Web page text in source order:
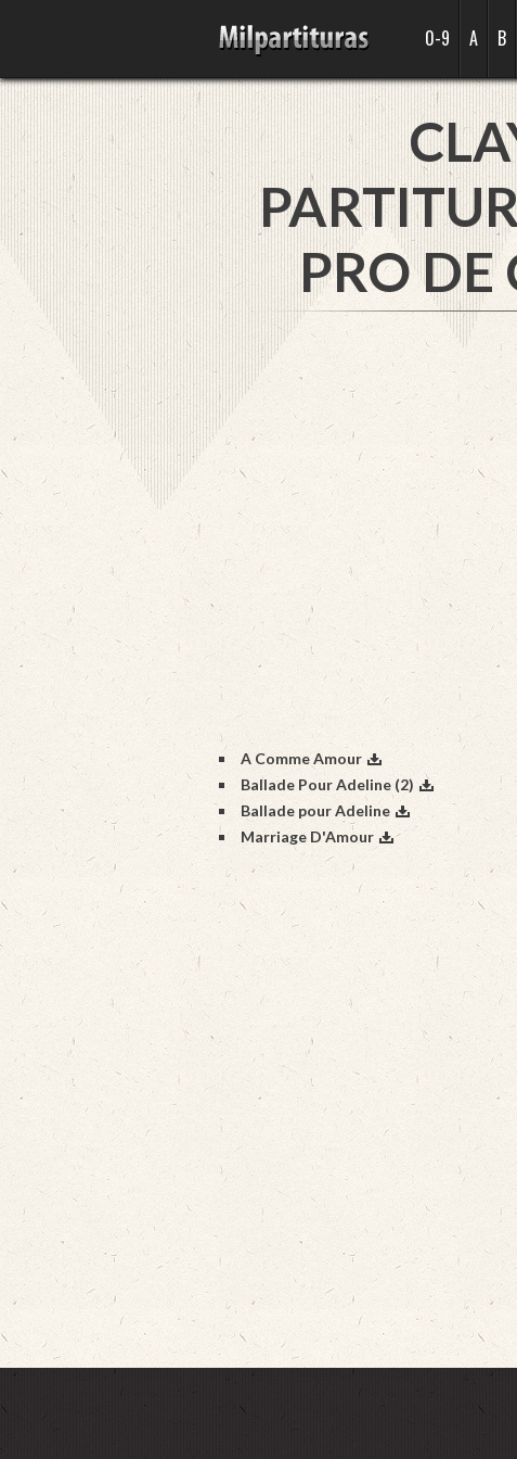
0-9 A B
PRO
A Comme Amour
Ballade Pour Adeline (2)
Ballade pour Adeline
Marriage D'Amour